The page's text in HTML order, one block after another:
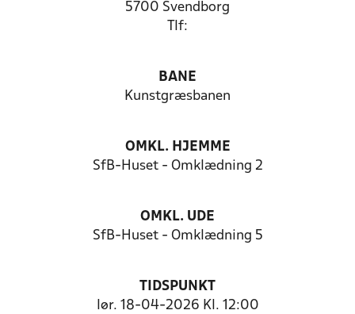
5700 Svendborg
Tlf:
BANE
Kunstgræsbanen
OMKL. HJEMME
SfB-Huset - Omklædning 2
OMKL. UDE
SfB-Huset - Omklædning 5
TIDSPUNKT
lør. 18-04-2026 Kl. 12:00